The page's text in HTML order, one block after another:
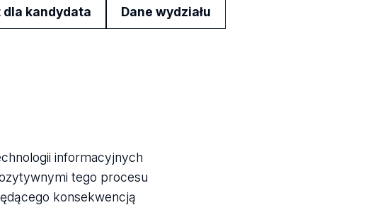
dla kandydata Dane wydziału
informacyjnych
tego procesu
konsekwencją